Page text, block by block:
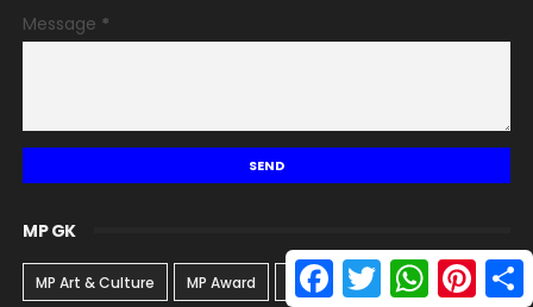
Message *
MP GK
MP Art & Culture MP Award MP Biodiversity
a
T
w
W
h